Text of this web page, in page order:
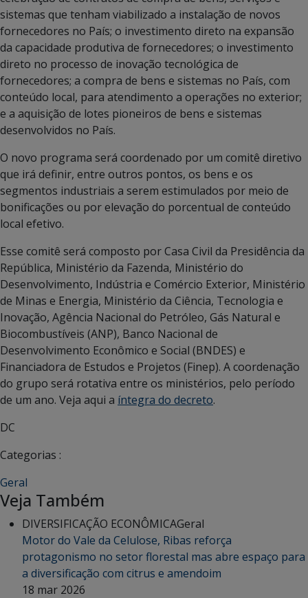
sistemas que tenham viabilizado a instalação de novos
fornecedores no País; o investimento direto na expansão
da capacidade produtiva de fornecedores; o investimento
direto no processo de inovação tecnológica de
fornecedores; a compra de bens e sistemas no País, com
conteúdo local, para atendimento a operações no exterior;
e a aquisição de lotes pioneiros de bens e sistemas
desenvolvidos no País.
O novo programa será coordenado por um comitê diretivo
que irá definir, entre outros pontos, os bens e os
segmentos industriais a serem estimulados por meio de
bonificações ou por elevação do porcentual de conteúdo
local efetivo.
Esse comitê será composto por Casa Civil da Presidência da
República, Ministério da Fazenda, Ministério do
Desenvolvimento, Indústria e Comércio Exterior, Ministério
de Minas e Energia, Ministério da Ciência, Tecnologia e
Inovação, Agência Nacional do Petróleo, Gás Natural e
Biocombustíveis (ANP), Banco Nacional de
Desenvolvimento Econômico e Social (BNDES) e
Financiadora de Estudos e Projetos (Finep). A coordenação
do grupo será rotativa entre os ministérios, pelo período
de um ano. Veja aqui a íntegra do decreto.
DC
Categorias :
Geral
Veja Também
DIVERSIFICAÇÃO ECONÔMICAGeral
Motor do Vale da Celulose, Ribas reforça
protagonismo no setor florestal mas abre espaço para
a diversificação com citrus e amendoim
18 mar 2026